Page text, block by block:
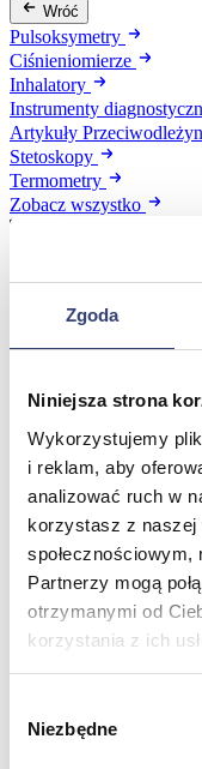
Zgoda
Niniejsza strona
Wykorzystujemy
i reklam, aby
analizować ruch w
korzystasz z naszej
Partnerzy mogą
otrzymanymi od
korzystania z ich
zgody
Niezbędne
Wróć
Pulsoksymetry
Ciśnieniomierze
Inhalatory
Instrumenty
Artykuły
Stetoskopy
Termometry
Zobacz wszystko
Meble medyczne
Taborety i krzesła
Stoły
Parawany
Fotele
Zobacz wszystko
Spa & Wellness
Wróć
Zobacz wszystko